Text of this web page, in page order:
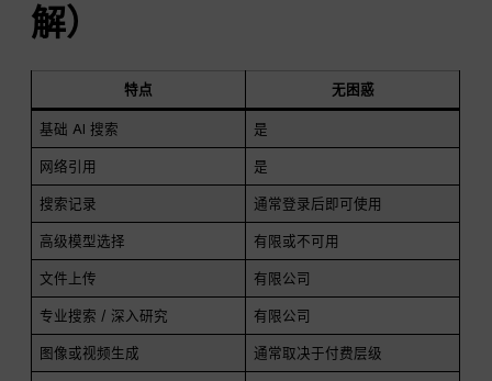
解）
特点 无困惑
基础 AI 搜索 是
网络引用 是
搜索记录 通常登录后即可使用
高级模型选择 有限或不可用
文件上传 有限公司
专业搜索 / 深入研究 有限公司
图像或视频生成 通常取决于付费层级